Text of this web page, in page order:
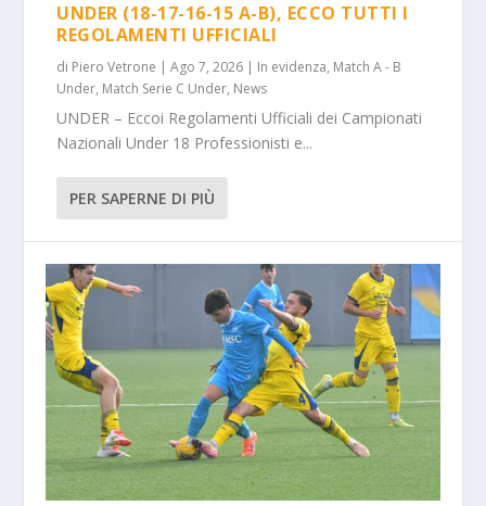
UNDER (18-17-16-15 A-B), ECCO TUTTI I
REGOLAMENTI UFFICIALI
di Piero Vetrone |Ago 7, 2026 | In evidenza, Match A - B
Under, Match Serie C Under, News
UNDER – Eccoi Regolamenti Ufficiali dei Campionati
Nazionali Under 18 Professionisti e...
PER SAPERNE DI PIÙ